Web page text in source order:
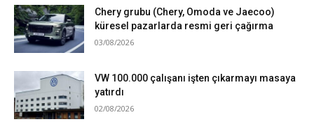
Chery grubu (Chery, Omoda ve Jaecoo)
küresel pazarlarda resmi geri çağırma
03/08/2026
VW 100.000 çalışanı işten çıkarmayı masaya
yatırdı
02/08/2026